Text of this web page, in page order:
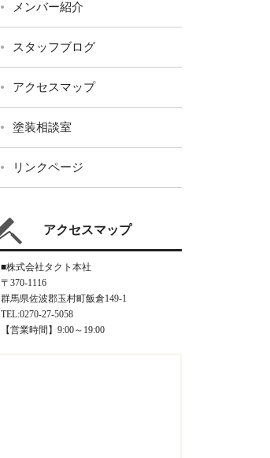
メンバー紹介
スタッフブログ
アクセスマップ
塗装相談室
リンクページ
アクセスマップ
■株式会社タクト本社
〒370-1116
群馬県佐波郡玉村町飯倉149-1
TEL:0270-27-5058
【営業時間】9:00～19:00